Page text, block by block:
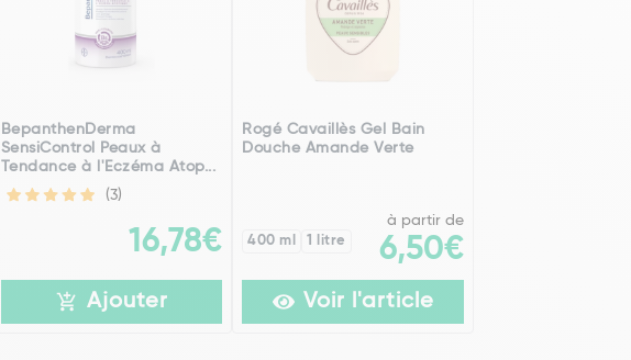
BepanthenDerma
SensiControl Peaux à
Tendance à l'Eczéma Atop...
(3)
16,78€
Ajouter
Rogé Cavaillès Gel Bain
Douche Amande Verte
400 ml 1 litre
à partir de
6,50€
Voir l'article